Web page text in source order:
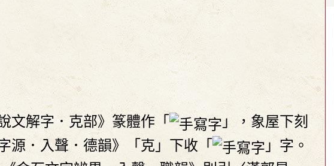
文解字．克部》篆體作「
」，象屋下刻
源．入聲．德韻》「克」下收「
」字。